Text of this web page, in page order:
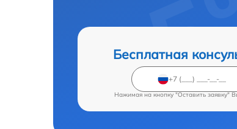
Бесплатная
Нажимая на кнопку "Оставить заявку"